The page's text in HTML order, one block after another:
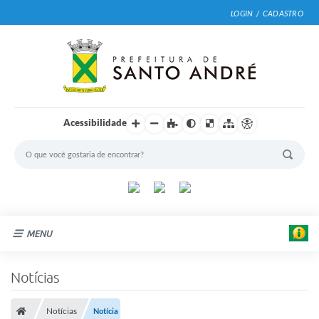
LOGIN / CADASTRO
Acessibilidade
MENU
Notícias
Notícias Notícia